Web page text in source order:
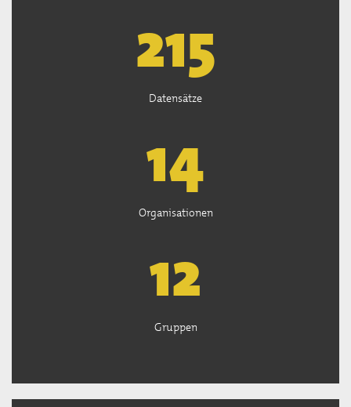
218
Datensätze
14
Organisationen
12
Gruppen